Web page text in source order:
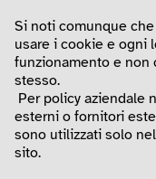
Si noti comunque
usare i cookie e ogni
funzionamento e
stesso.
Per policy aziendale
esterni o fornitori
sono utilizzati solo
sito.